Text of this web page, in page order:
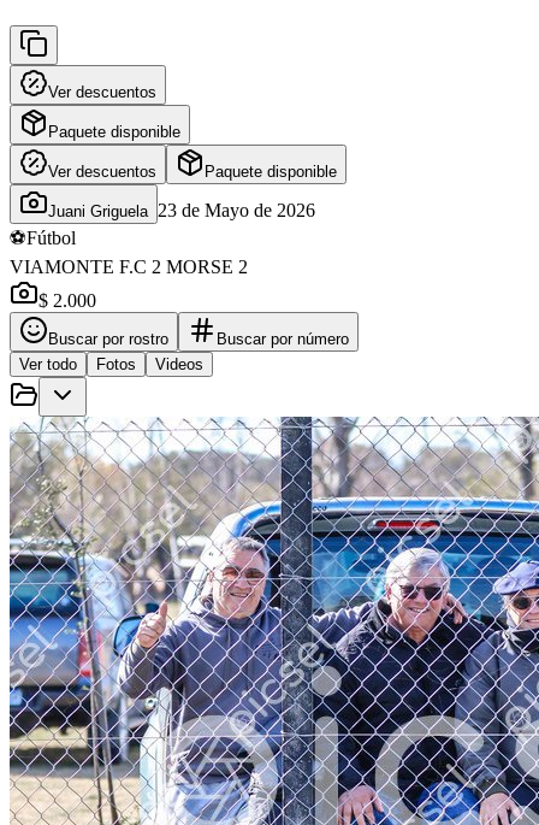
Ver descuentos
Paquete disponible
Ver descuentos Paquete disponible
Juani Griguela 23 de Mayo de 2026
⚽Fútbol
VIAMONTE F.C 2 MORSE 2
$ 2.000
Buscar por rostro
Buscar por número
Ver todo
Fotos Videos